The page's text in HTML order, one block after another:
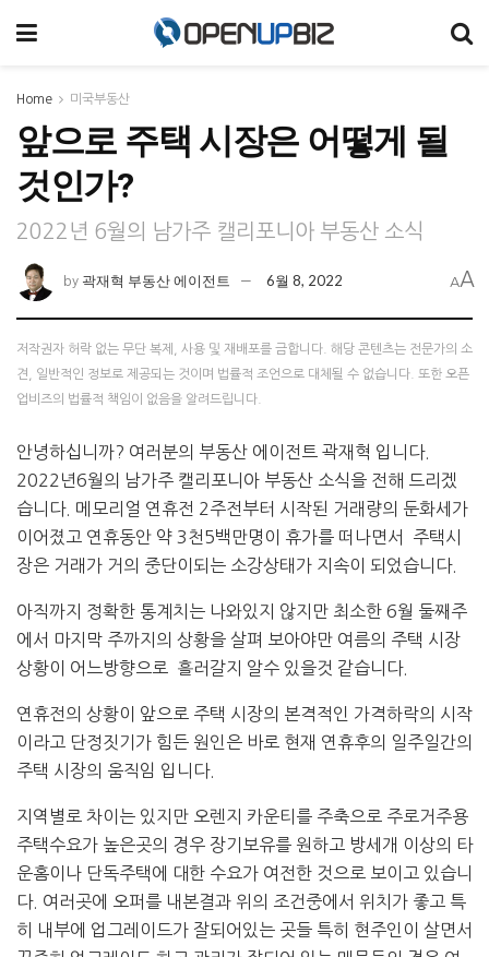
Home 미국부동산
앞으로 주택 시장은 어떻게 될
것인가?
2022년 6월의 남가주 캘리포니아 부동산 소식
by 곽재혁 부동산 에이전트 6월 8, 2022 AA
저작권자 허락 없는 무단 복제, 사용 및 재배포를 금합니다. 해당 콘텐츠는 전문가의 소
견, 일반적인 정보로 제공되는 것이며 법률적 조언으로 대체될 수 없습니다. 또한 오픈
업비즈의 법률적 책임이 없음을 알려드립니다.
안녕하십니까? 여러분의 부동산 에이전트 곽재혁 입니다.
2022년6월의 남가주 캘리포니아 부동산 소식을 전해 드리겠
습니다. 메모리얼 연휴전 2주전부터 시작된 거래량의 둔화세가
이어졌고 연휴동안 약 3천5백만명이 휴가를 떠나면서 주택시
장은 거래가 거의 중단이되는 소강상태가 지속이 되었습니다.
아직까지 정확한 통계치는 나와있지 않지만 최소한 6월 둘째주
에서 마지막 주까지의 상황을 살펴 보아야만 여름의 주택 시장
상황이 어느방향으로 흘러갈지 알수 있을것 같습니다.
연휴전의 상황이 앞으로 주택 시장의 본격적인 가격하락의 시작
이라고 단정짓기가 힘든 원인은 바로 현재 연휴후의 일주일간의
주택 시장의 움직임 입니다.
지역별로 차이는 있지만 오렌지 카운티를 주축으로 주로거주용
주택수요가 높은곳의 경우 장기보유를 원하고 방세개 이상의 타
운홈이나 단독주택에 대한 수요가 여전한 것으로 보이고 있습니
다. 여러곳에 오퍼를 내본결과 위의 조건중에서 위치가 좋고 특
히 내부에 업그레이드가 잘되어있는 곳들 특히 현주인이 살면서